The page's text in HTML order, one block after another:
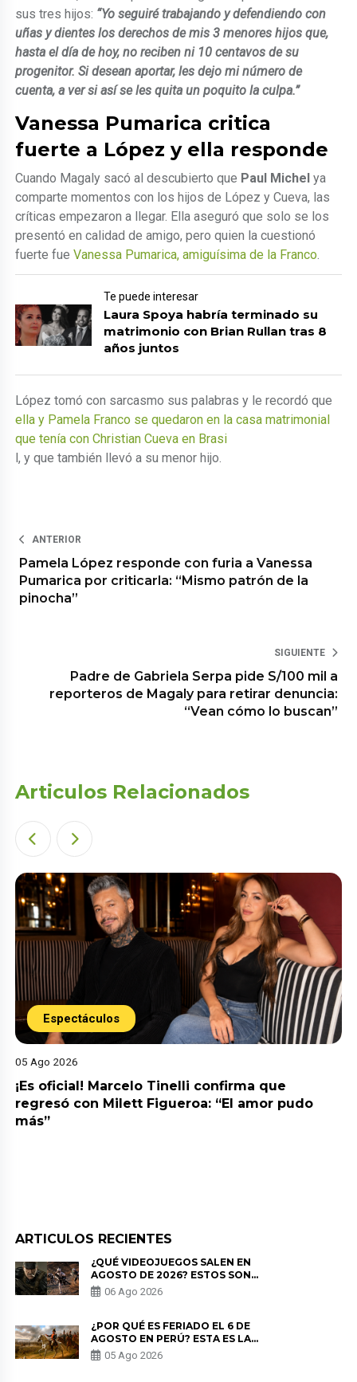
sus tres hijos: “Yo seguiré trabajando y defendiendo con
uñas y dientes los derechos de mis 3 menores hijos que,
hasta el día de hoy, no reciben ni 10 centavos de su
progenitor. Si desean aportar, les dejo mi número de
cuenta, a ver si así se les quita un poquito la culpa.”
Vanessa Pumarica critica
fuerte a López y ella responde
Cuando Magaly sacó al descubierto que Paul Michel ya
comparte momentos con los hijos de López y Cueva, las
críticas empezaron a llegar. Ella aseguró que solo se los
presentó en calidad de amigo, pero quien la cuestionó
fuerte fueVanessa Pumarica, amiguísima de la Franco.
Te puede interesar
Laura Spoya habría terminado su
matrimonio con Brian Rullan tras 8
años juntos
López tomó con sarcasmo sus palabras y le recordó que
ella y Pamela Franco se quedaron en la casa matrimonial
que tenía con Christian Cueva en Brasi
l, y que también llevó a su menor hijo.
ANTERIOR
Pamela López responde con furia a Vanessa
Pumarica por criticarla: “Mismo patrón de la
pinocha”
SIGUIENTE
Padre de Gabriela Serpa pide S/100 mil a
reporteros de Magaly para retirar denuncia:
“Vean cómo lo buscan”
Articulos Relacionados
Espectáculos
05 Ago 2026
¡Es oficial! Marcelo Tinelli confirma que
regresó con Milett Figueroa: “El amor pudo
más”
ARTICULOS RECIENTES
¿QUÉ VIDEOJUEGOS SALEN EN
AGOSTO DE 2026? ESTOS SON
LOS ESTRENOS MÁS ESPERADOS
06 Ago 2026
¿POR QUÉ ES FERIADO EL 6 DE
AGOSTO EN PERÚ? ESTA ES LA
HISTORIA
05 Ago 2026